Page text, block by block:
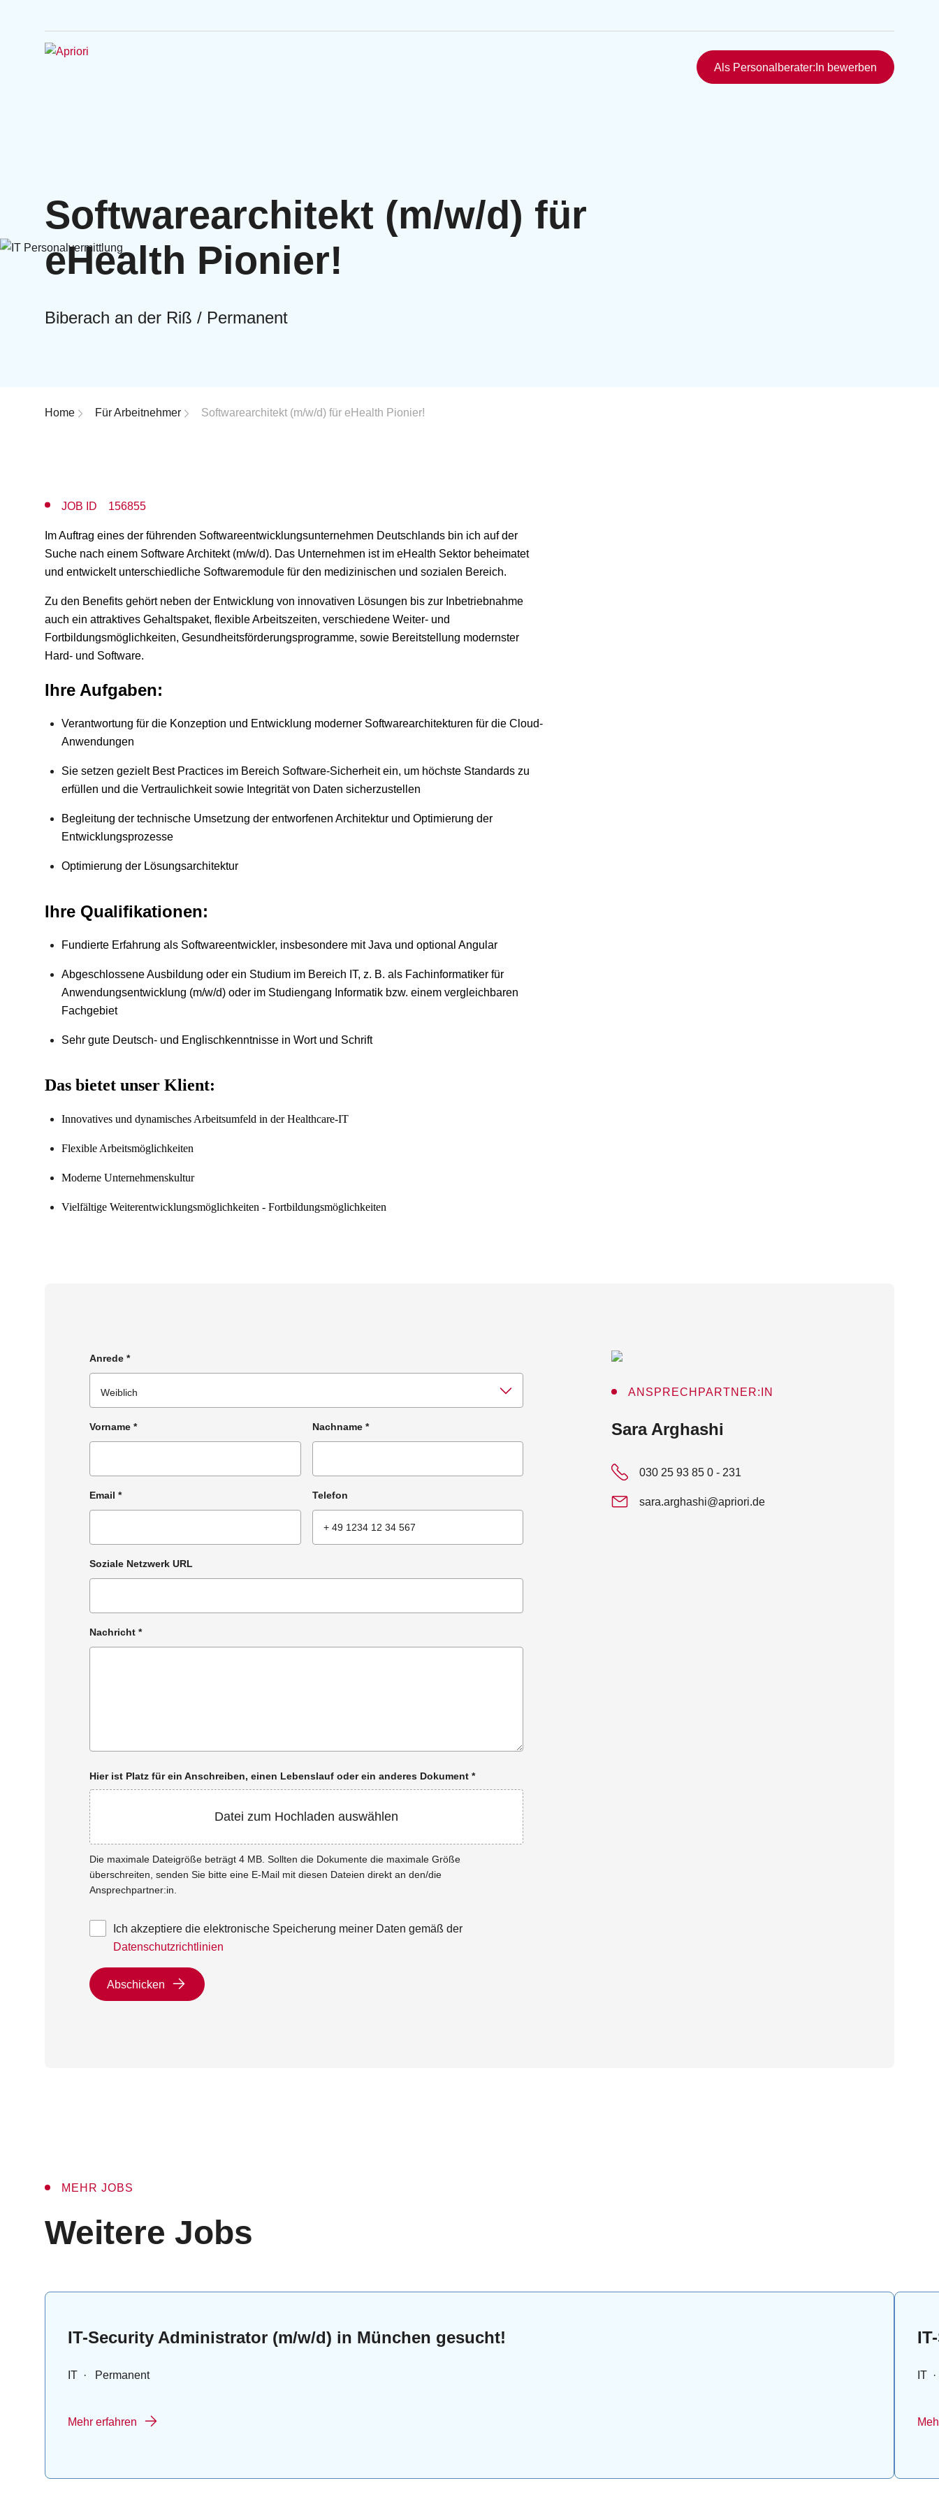
Schnellzugriff
IT Personalvermittlung
HR:LAB Lösungen
Als Personalberater:In bewerben
Softwarearchitekt (m/w/d) für
eHealth Pionier!
Biberach an der Riß / Permanent
Breadcrumb-Navigation
Home Für Arbeitnehmer Softwarearchitekt (m/w/d) für eHealth Pionier!
JOB ID 156855
Im Auftrag eines der führenden Softwareentwicklungsunternehmen Deutschlands bin ich auf der
Suche nach einem Software Architekt (m/w/d). Das Unternehmen ist im eHealth Sektor beheimatet
und entwickelt unterschiedliche Softwaremodule für den medizinischen und sozialen Bereich.
Zu den Benefits gehört neben der Entwicklung von innovativen Lösungen bis zur Inbetriebnahme
auch ein attraktives Gehaltspaket, flexible Arbeitszeiten, verschiedene Weiter- und
Fortbildungsmöglichkeiten, Gesundheitsförderungsprogramme, sowie Bereitstellung modernster
Hard- und Software.
Ihre Aufgaben:
Verantwortung für die Konzeption und Entwicklung moderner Softwarearchitekturen für die Cloud-
Anwendungen
Sie setzen gezielt Best Practices im Bereich Software-Sicherheit ein, um höchste Standards zu
erfüllen und die Vertraulichkeit sowie Integrität von Daten sicherzustellen
Begleitung der technische Umsetzung der entworfenen Architektur und Optimierung der
Entwicklungsprozesse
Optimierung der Lösungsarchitektur
Ihre Qualifikationen:
Fundierte Erfahrung als Softwareentwickler, insbesondere mit Java und optional Angular
Abgeschlossene Ausbildung oder ein Studium im Bereich IT, z. B. als Fachinformatiker für
Anwendungsentwicklung (m/w/d) oder im Studiengang Informatik bzw. einem vergleichbaren
Fachgebiet
Sehr gute Deutsch- und Englischkenntnisse in Wort und Schrift
Das bietet unser Klient:
Innovatives und dynamisches Arbeitsumfeld in der Healthcare-IT
Flexible Arbeitsmöglichkeiten
Moderne Unternehmenskultur
Vielfältige Weiterentwicklungsmöglichkeiten - Fortbildungsmöglichkeiten
Anrede *
Vorname * Nachname *
Email * Telefon
Soziale Netzwerk URL
Nachricht *
Hier ist Platz für ein Anschreiben, einen Lebenslauf oder ein anderes Dokument *
Datei zum Hochladen auswählen
Die maximale Dateigröße beträgt 4 MB. Sollten die Dokumente die maximale Größe
überschreiten, senden Sie bitte eine E-Mail mit diesen Dateien direkt an den/die
Ansprechpartner:in.
Ich akzeptiere die elektronische Speicherung meiner Daten gemäß der
Datenschutzrichtlinien
Abschicken
ANSPRECHPARTNER:IN
:
Sara Arghashi
030 25 93 85 0 - 231
sara.arghashi@apriori.de
MEHR JOBS
:
Weitere Jobs
IT-Security Administrator (m/w/d) in München gesucht!
IT · Permanent
Mehr erfahren
IT ·